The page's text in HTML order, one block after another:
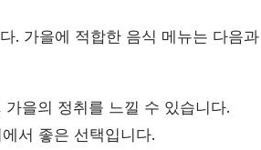
. 가을에 적합한 음식 메뉴는 다음과
을의 정취를 느낄 수 있습니다.
서 좋은 선택입니다.